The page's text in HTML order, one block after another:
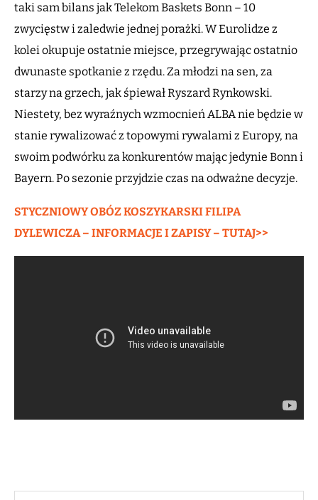
taki sam bilans jak Telekom Baskets Bonn – 10
zwycięstw i zaledwie jednej porażki. W Eurolidze z
kolei okupuje ostatnie miejsce, przegrywając ostatnio
dwunaste spotkanie z rzędu. Za młodzi na sen, za
starzy na grzech, jak śpiewał Ryszard Rynkowski.
Niestety, bez wyraźnych wzmocnień ALBA nie będzie w
stanie rywalizować z topowymi rywalami z Europy, na
swoim podwórku za konkurentów mając jedynie Bonn i
Bayern. Po sezonie przyjdzie czas na odważne decyzje.
STYCZNIOWY OBÓZ KOSZYKARSKI FILIPA
DYLEWICZA – INFORMACJE I ZAPISY – TUTAJ>>